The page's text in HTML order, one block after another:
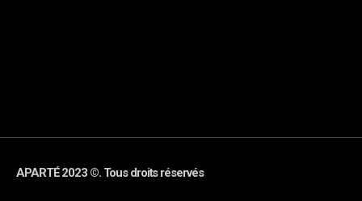
APARTÉ 2023 ©. Tous droits réservés